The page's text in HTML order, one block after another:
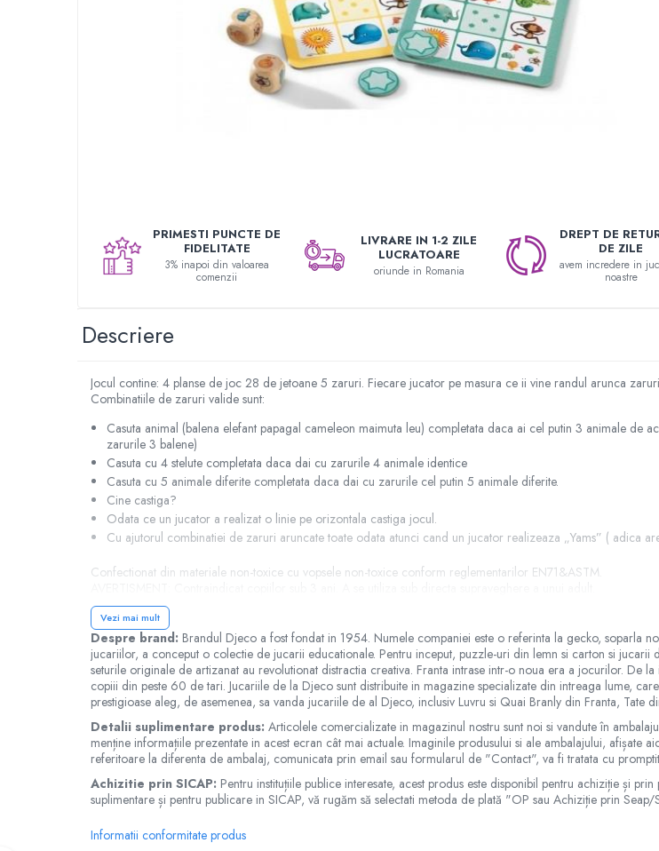
Banc de lucru pentru copii
Costum Halloween Copii
Animale de jucarie
Jucarii cu Dinozauri
Figurine cu animale domestice
Jucarii Montessori
Nevoi speciale si sindrom Down
Jucarii cu cifre
Seturi Numberblocks
Jucarii de motricitate
Jucarii fructe si legume
Puzzle de podea
Jucarii bebelusi
PRIMESTI PUNCTE DE
FIDELITATE
3% inapoi din valoarea
comenzii
LIVRARE IN 1-2 ZILE
LUCRATOARE
oriunde in Romania
DREPT DE
DE ZILE
avem incredere in
noastre
Descriere
Jocul contine: 4 planse de joc 28 de jetoane 5 zaruri. Fiecare jucator pe masura ce ii vine randul arunca
Combinatiile de zaruri valide sunt:
Casuta animal (balena elefant papagal cameleon maimuta leu) completata daca ai cel putin 3 animale de
zarurile 3 balene)
Casuta cu 4 stelute completata daca dai cu zarurile 4 animale identice
Casuta cu 5 animale diferite completata daca dai cu zarurile cel putin 5 animale diferite.
Cine castiga?
Odata ce un jucator a realizat o linie pe orizontala castiga jocul.
Cu ajutorul combinatiei de zaruri aruncate toate odata atunci cand un jucator realizeaza „Yams” ( adica
Confectionat din materiale non-toxice cu vopsele non-toxice conform reglementarilor EN71&ASTM.
Producator: Djeco Franta
Greutate 0.5 Kg
Interval varsta 3 – 4 ani/ 5 – 8 ani
Latime 16 cm
Lungime 20 cm
Varsta 4-8 ani - Acest reper este nou si comercializat in ambalajul original pus la dispozitie de catre
culorii din pozele produsului pot varia in functie de ecranul de pe care se vizualizeaza magazinul online.
Vezi mai mult
Despre brand: Brandul Djeco a fost fondat in 1954. Numele companiei este o referinta la gecko, soparla
jucariilor, a conceput o colectie de jucarii educationale. Pentru inceput, puzzle-uri din lemn si carton si
seturile originale de artizanat au revolutionat distractia creativa. Franta intrase intr-o noua era a jocurilor. De
copiii din peste 60 de tari. Jucariile de la Djeco sunt distribuite in magazine specializate din intreaga lume,
prestigioase aleg, de asemenea, sa vanda jucariile de al Djeco, inclusiv Luvru si Quai Branly din Franta,
Detalii suplimentare produs: Articolele comercializate in magazinul nostru sunt noi si vandute în
menține informațiile prezentate in acest ecran cât mai actuale. Imaginile produsului si ale ambalajului, afișate
referitoare la diferenta de ambalaj, comunicata prin email sau formularul de "Contact", va fi tratata cu
Achizitie prin SICAP: Pentru instituțiile publice interesate, acest produs este disponibil pentru achiziție și
suplimentare și pentru publicare in SICAP, vă rugăm să selectati metoda de plată "OP sau Achiziție prin
Informatii conformitate produs